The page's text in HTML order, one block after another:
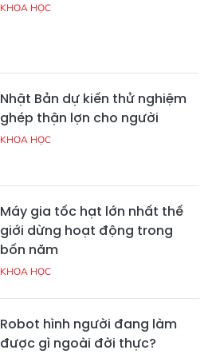
KHOA HỌC
Nhật Bản dự kiến thử nghiệm
ghép thận lợn cho người
KHOA HỌC
Máy gia tốc hạt lớn nhất thế
giới dừng hoạt động trong
bốn năm
KHOA HỌC
Robot hình người đang làm
được gì ngoài đời thực?